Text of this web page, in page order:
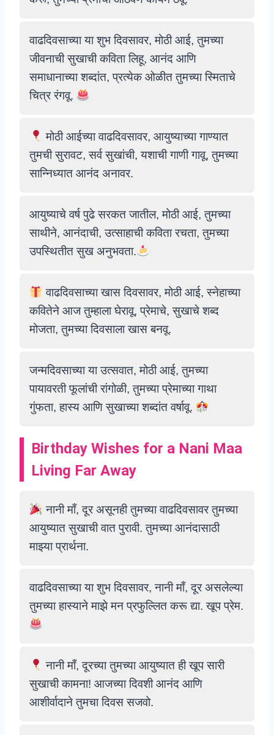
वाढदिवसाच्या या शुभ दिवसावर, मोठी आई, तुमच्या
जीवनाची सुखाची कविता लिहू, आनंद आणि
समाधानाच्या शब्दांत, प्रत्येक ओळीत तुमच्या स्मिताचे
चित्र रंगवू.
मोठी आईच्या वाढदिवसावर, आयुष्याच्या गाण्यात
तुमची सुरावट, सर्व सुखांची, यशाची गाणी गावू, तुमच्या
सान्निध्यात आनंद अनावर.
आयुष्याचे वर्ष पुढे सरकत जातील, मोठी आई, तुमच्या
साथीने, आनंदाची, उत्साहाची कविता रचता, तुमच्या
उपस्थितीत सुख अनुभवता.
वाढदिवसाच्या खास दिवसावर, मोठी आई, स्नेहाच्या
कवितेने आज तुम्हाला घेरावू, प्रेमाचे, सुखाचे शब्द
मोजता, तुमच्या दिवसाला खास बनवू.
जन्मदिवसाच्या या उत्सवात, मोठी आई, तुमच्या
पायावरती फूलांची रांगोळी, तुमच्या प्रेमाच्या गाथा
गुंफता, हास्य आणि सुखाच्या शब्दांत वर्षावू.
Birthday Wishes for a Nani Maa
Living Far Away
नानी माँ, दूर असूनही तुमच्या वाढदिवसावर तुमच्या
आयुष्यात सुखाची वात पुरावी. तुमच्या आनंदासाठी
माझ्या प्रार्थना.
वाढदिवसाच्या या शुभ दिवसावर, नानी माँ, दूर असलेल्या
तुमच्या हास्याने माझे मन प्रफुल्लित करू द्या. खूप प्रेम.
नानी माँ, दूरच्या तुमच्या आयुष्यात ही खूप सारी
सुखाची कामना! आजच्या दिवशी आनंद आणि
आशीर्वादाने तुमचा दिवस सजवो.